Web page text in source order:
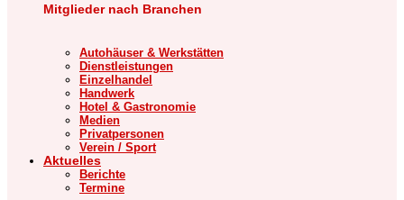
Mitglieder nach Branchen
Autohäuser & Werkstätten
Dienstleistungen
Einzelhandel
Handwerk
Hotel & Gastronomie
Medien
Privatpersonen
Verein / Sport
Aktuelles
Berichte
Termine